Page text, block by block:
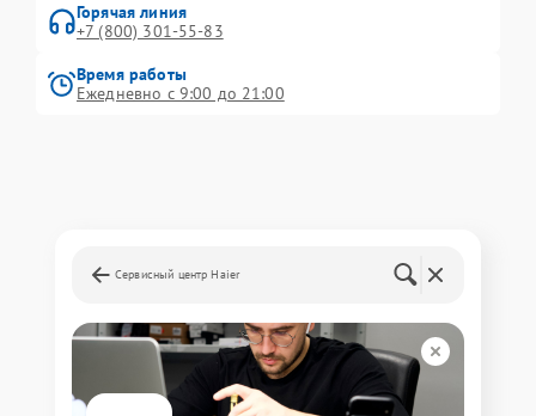
Горячая линия
+7 (800) 301-55-83
Время работы
Ежедневно с 9:00 до 21:00
Сервисный центр Haier